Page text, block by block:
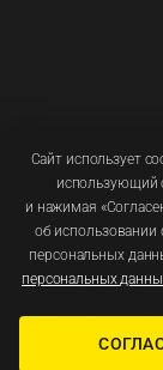
Пользовательское
ООО «ОМОЙМОТ»
ФОТОГРАФИИ, ЦЕНЫ И
Сайт использует
использующий
и нажимая
об использовании
персональных
персональных